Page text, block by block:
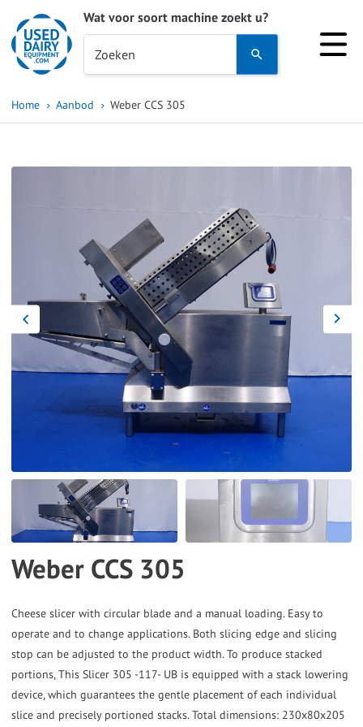
Wat voor soort machine zoekt u?
Zoeken
and
result.
Press
enter
to
go
to
the
selected
search
Touch
device
can
use
and
swipe
gestures.
Home Aanbod Weber CCS 305
Weber CCS 305
Cheese slicer with circular blade and a manual loading. Easy to
operate and to change applications. Both slicing edge and slicing
stop can be adjusted to the product width. To produce stacked
portions, This Slicer 305 -117- UB is equipped with a stack lowering
device, which guarantees the gentle placement of each individual
slice and precisely portioned stacks. Total dimensions: 230x80x205